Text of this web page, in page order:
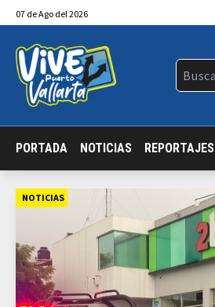
07 deAgo del 2026
PORTADA NOTICIAS REPORTAJES
NOTICIAS